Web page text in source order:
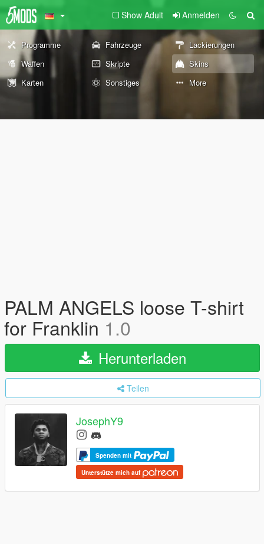
Show Adult Anmelden
Programme Fahrzeuge
Lackierungen
Waffen
Skripte
Skins
Karten
Sonstiges More
PALM ANGELS loose T-shirt
for Franklin 1.0
Herunterladen
Teilen
JosephY9
Spenden mit
Unterstütze mich auf